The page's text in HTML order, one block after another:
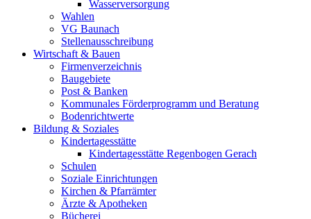
Wasserversorgung
Wahlen
VG Baunach
Stellenausschreibung
Wirtschaft & Bauen
Firmenverzeichnis
Baugebiete
Post & Banken
Kommunales Förderprogramm und Beratung
Bodenrichtwerte
Bildung & Soziales
Kindertagesstätte
Kindertagesstätte Regenbogen Gerach
Schulen
Soziale Einrichtungen
Kirchen & Pfarrämter
Ärzte & Apotheken
Bücherei